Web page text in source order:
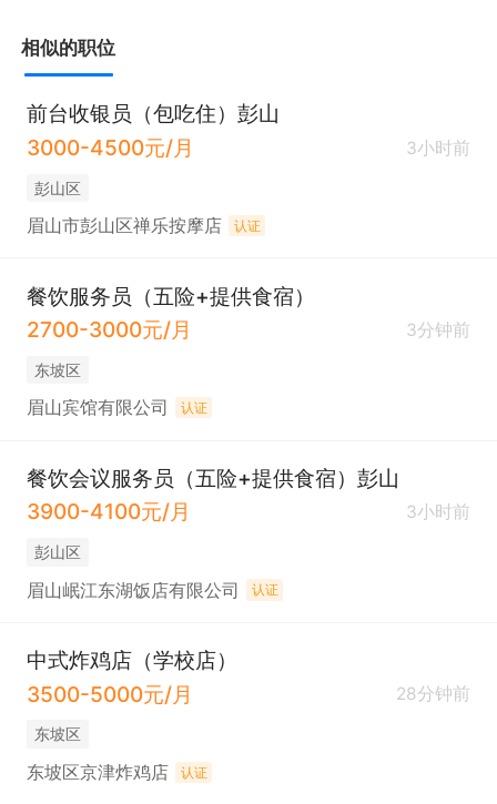
相似的职位
前台收银员（包吃住）彭山
3000-4500元/月
3小时前
彭山区
眉山市彭山区禅乐按摩店 认证
餐饮服务员（五险+提供食宿）
2700-3000元/月
3分钟前
东坡区
眉山宾馆有限公司 认证
餐饮会议服务员（五险+提供食宿）彭山
3900-4100元/月
3小时前
彭山区
眉山岷江东湖饭店有限公司 认证
中式炸鸡店（学校店）
3500-5000元/月
28分钟前
东坡区
东坡区京津炸鸡店 认证